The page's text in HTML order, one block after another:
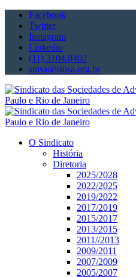
Facebook
Twitter
Instagram
Linkedin
(11) 3104.8402
sinsa@sinsa.org.br
O Sindicato
História
Diretoria
2025/2028
2022/2025
2019/2022
2017/2019
2015/2017
2013/2015
2011//2013
2009/2011
2007/2009
2005/2007